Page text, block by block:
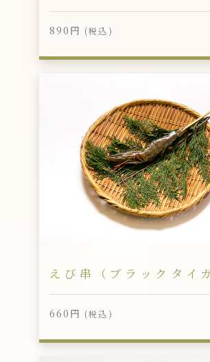
890円 (税込)
えび串（ブラックタイ
660円 (税込)